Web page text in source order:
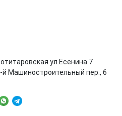
ул.Есенина 7
Машиностроительный пер., 6